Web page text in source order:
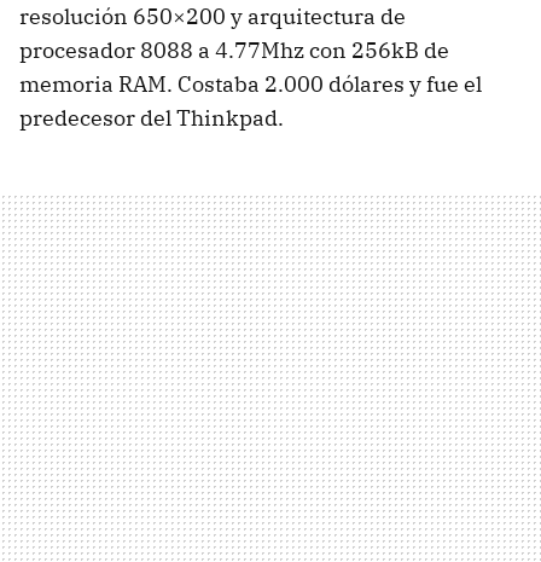
resolución 650×200 y arquitectura de
procesador 8088 a 4.77Mhz con 256kB de
memoria RAM. Costaba 2.000 dólares y fue el
predecesor del Thinkpad.